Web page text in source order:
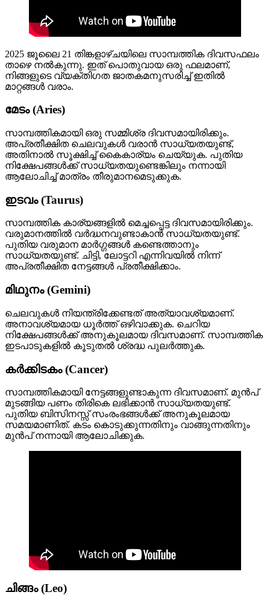
2025 ജൂലൈ 21 തിങ്കളാഴ്ചയിലെ സാമ്പത്തിക ദിവസഫലം
താഴെ നൽകുന്നു. ഇത് പൊതുവായ ഒരു ഫലമാണ്,
നിങ്ങളുടെ വ്യക്തിഗത ജാതകമനുസരിച്ച് ഇതിൽ
മാറ്റങ്ങൾ വരാം.
മേടം (Aries)
സാമ്പത്തികമായി ഒരു സമ്മിശ്ര ദിവസമായിരിക്കും.
അപ്രതീക്ഷിത ചെലവുകൾ വരാൻ സാധ്യതയുണ്ട്,
അതിനാൽ സൂക്ഷിച്ച് കൈകാര്യം ചെയ്യുക. പുതിയ
നിക്ഷേപങ്ങൾക്ക് സാധ്യതയുണ്ടെങ്കിലും നന്നായി
ആലോചിച്ച് മാത്രം തീരുമാനമെടുക്കുക.
ഇടവം (Taurus)
സാമ്പത്തിക കാര്യങ്ങളിൽ മെച്ചപ്പെട്ട ദിവസമായിരിക്കും.
വരുമാനത്തിൽ വർദ്ധനവുണ്ടാകാൻ സാധ്യതയുണ്ട്.
പുതിയ വരുമാന മാർഗ്ഗങ്ങൾ കണ്ടെത്താനും
സാധ്യതയുണ്ട്. ചിട്ടി, ലോട്ടറി എന്നിവയിൽ നിന്ന്
അപ്രതീക്ഷിത നേട്ടങ്ങൾ പ്രതീക്ഷിക്കാം.
മിഥുനം (Gemini)
ചെലവുകൾ നിയന്ത്രിക്കേണ്ടത് അത്യാവശ്യമാണ്.
അനാവശ്യമായ ധൂർത്ത് ഒഴിവാക്കുക. ചെറിയ
നിക്ഷേപങ്ങൾക്ക് അനുകൂലമായ ദിവസമാണ്. സാമ്പത്തിക
ഇടപാടുകളിൽ കൂടുതൽ ശ്രദ്ധ പുലർത്തുക.
കർക്കിടകം (Cancer)
സാമ്പത്തികമായി നേട്ടങ്ങളുണ്ടാകുന്ന ദിവസമാണ്. മുൻപ്
മുടങ്ങിയ പണം തിരികെ ലഭിക്കാൻ സാധ്യതയുണ്ട്.
പുതിയ ബിസിനസ്സ് സംരംഭങ്ങൾക്ക് അനുകൂലമായ
സമയമാണിത്. കടം കൊടുക്കുന്നതിനും വാങ്ങുന്നതിനും
മുൻപ് നന്നായി ആലോചിക്കുക.
ചിങ്ങം (Leo)